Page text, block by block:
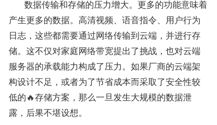
数据传输和存储的压力增大。更多的功能意味着
产生更多的数据。高清视频、语音指令、用户行为
日志，这些都需要通过网络传输到云端，并进行存
储。这不仅对家庭网络带宽提出了挑战，也对云端
服务器的承载能力构成了压力。如果厂商的云端架
构设计不足，或者为了节省成本而采取了安全性较
低的🔥存储方案，那么一旦发生大规模的数据泄
露，后果不堪设想。